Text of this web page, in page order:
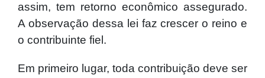
assim, tem retorno econômico assegurado.
A observação dessa lei faz crescer o reino e
o contribuinte fiel.
Em primeiro lugar, toda contribuição deve ser